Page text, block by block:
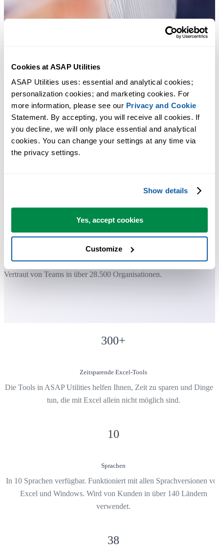
Cookies at ASAP Utilities
ASAP Utilities uses: essential and analytical cookies;
personalization cookies; and marketing cookies. For
more information, please see our Privacy and Cookie
Statement. By accepting, you will receive all cookies. If
you decline, we will only place essential and analytical
cookies. You can change your settings at any time via
the privacy settings.
Show details
Yes, accept cookies
Customize
Praktische Tools, die viele Excel-Nutzer in Excel vermissen.
Zeit sparen in Excel. Schnell und einfach.
Eine Reihe von Tools zur Ermöglichung oder Vereinfachung der
Sie können sofort loslegen. Keine Schulung erforderlich.
Utilities schließlich täglich.
Vertraut von Teams in über 28.500 Organisationen.
300+
Zeitsparende Excel-Tools
Die Tools in ASAP Utilities helfen Ihnen, Zeit zu sparen und Dinge
tun, die mit Excel allein nicht möglich sind.
10
Sprachen
In 10 Sprachen verfügbar. Funktioniert mit allen Sprachversionen
Excel und Windows. Wird von Kunden in über 140 Ländern
verwendet.
38